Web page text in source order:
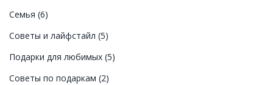
Семья (6)
Советы и лайфстайл (5)
Подарки для любимых (5)
Советы по подаркам (2)